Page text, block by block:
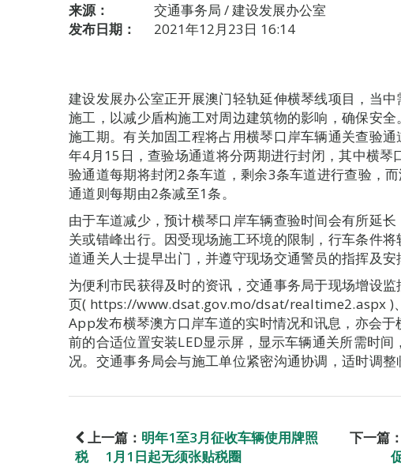
来源：
交通事务局 / 建设发展办公室
发布日期：
2021年12月23日 16:14
建设发展办公室正开展澳门轻轨延伸横琴线项目，当
施工，以减少盾构施工对周边建筑物的影响，确保安
施工期。有关加固工程将占用横琴口岸车辆通关查验
年4月15日，查验场通道将分两期进行封闭，其中横琴
验通道每期将封闭2条车道，剩余3条车道进行查验，
通道则每期由2条减至1条。
由于车道减少，预计横琴口岸车辆查验时间会有所延
关或错峰出行。因受现场施工环境的限制，行车条件
道通关人士提早出门，并遵守现场交通警员的指挥及安
为便利市民获得及时的资讯，交通事务局于现场增设
页( https://www.dsat.gov.mo/dsat/realtime2.aspx )
App发布横琴澳方口岸车道的实时情况和讯息，亦会
前的合适位置安装LED显示屏，显示车辆通关所需时
况。交通事务局会与施工单位紧密沟通协调，适时调整
上一篇： 明年1至3月征收车辆使用牌照
税 1月1日起无须张贴税圈
下一篇：